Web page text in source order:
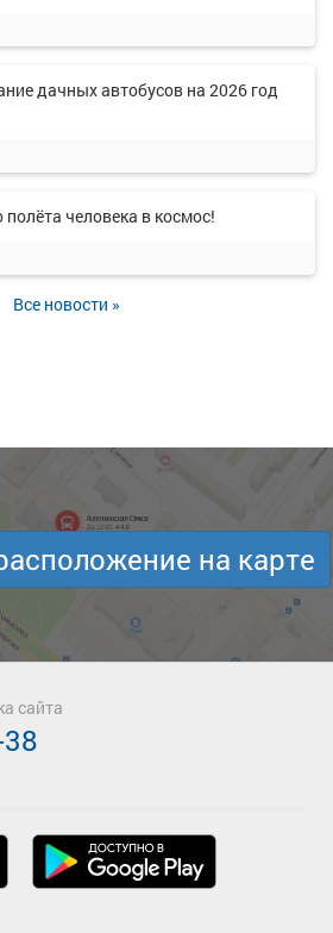
дачных автобусов на 2026 год
полёта человека в космос!
Все новости »
на карте
сайта